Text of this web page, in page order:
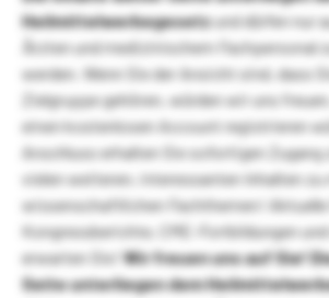
Heilmittelwerbegesetzund dürfen nur
Ärzten und medizinischem Fachpersonal
werden. Wenn Sie der Ansicht sind, dass
Zielgruppe gehören, würden wir uns
einen kostenlosen Account registrieren
Anschluss erhalten Sie sofortigen Zugang
vielen weiteren, interessanten Inhalten zu
wissenschaftlichen Fachthemen!
Kongressberichte, CME-Fortbildungen
erwarten Sie!Wir freuen uns auf Sie!
Seite unterliegen dem